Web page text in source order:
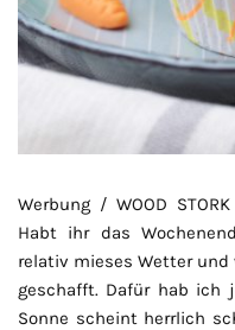
Werbung / WOOD
Habt ihr das
relativ mieses Wetter
geschafft. Dafür hab ich
Sonne scheint herrlich